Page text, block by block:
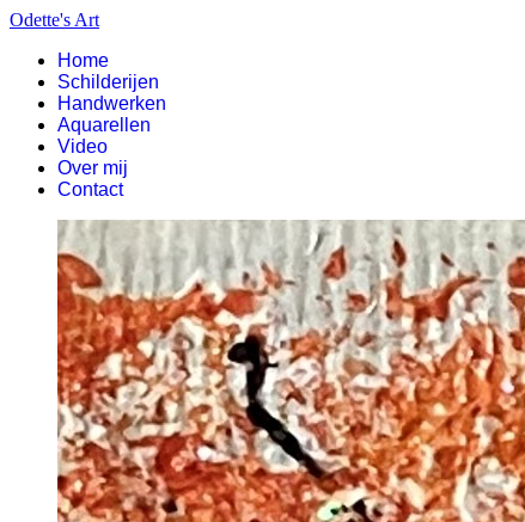
Odette's Art
Home
Schilderijen
Handwerken
Aquarellen
Video
Over mij
Contact